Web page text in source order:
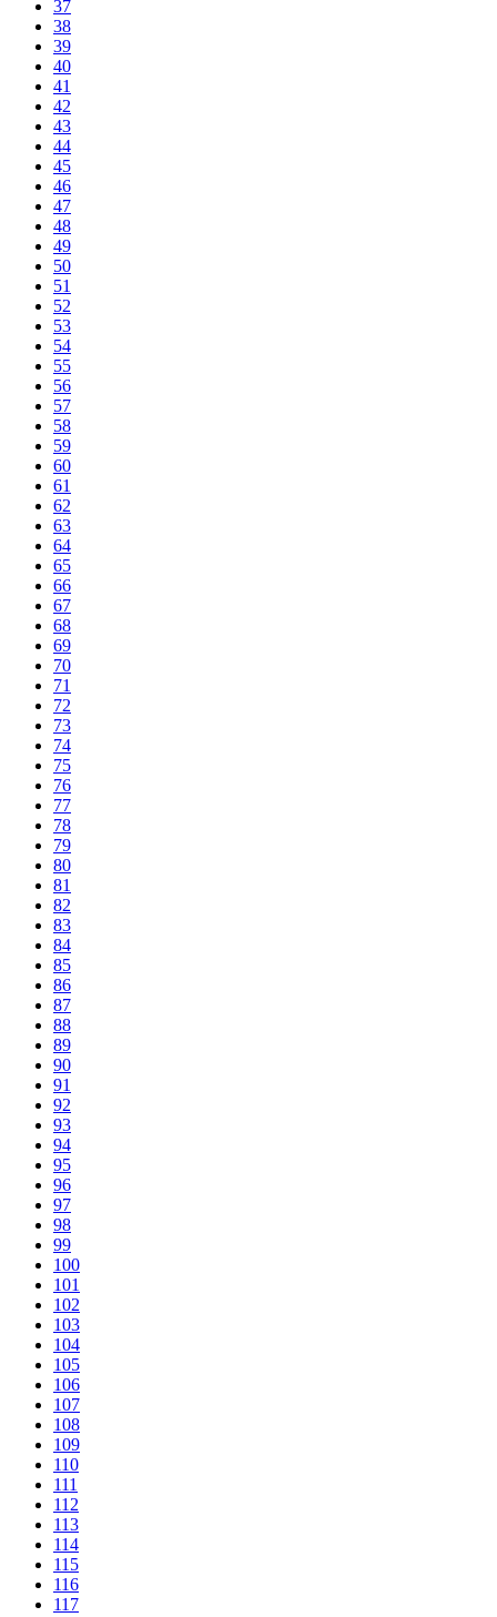
37
38
39
40
41
42
43
44
45
46
47
48
49
50
51
52
53
54
55
56
57
58
59
60
61
62
63
64
65
66
67
68
69
70
71
72
73
74
75
76
77
78
79
80
81
82
83
84
85
86
87
88
89
90
91
92
93
94
95
96
97
98
99
100
101
102
103
104
105
106
107
108
109
110
111
112
113
114
115
116
117